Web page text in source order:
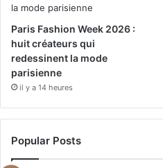
Paris Fashion Week 2026 :
huit créateurs qui
redessinent la mode
parisienne
il y a 14 heures
Popular Posts